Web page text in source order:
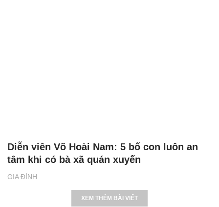
GIA ĐÌNH
Diễn viên Võ Hoài Nam: 5 bố con luôn an
tâm khi có bà xã quán xuyến
XEM THÊM BÀI VIẾT